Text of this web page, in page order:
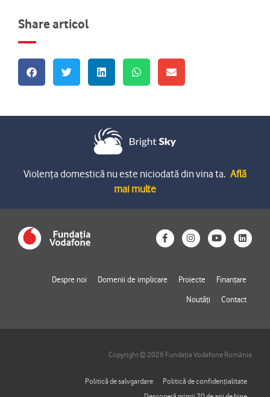
Share articol
Violența domestică nu este niciodată din vina ta. Află
mai multe
F
a
o
I
n
g
a
m
Y
o
b
L
i
d
n
Despre noi Domenii de implicare Proiecte Finanțare
Noutăți Contact
Copyright © 2026 Fundația Vodafone România
Politică de salvgardare
Politică de confidențialitate